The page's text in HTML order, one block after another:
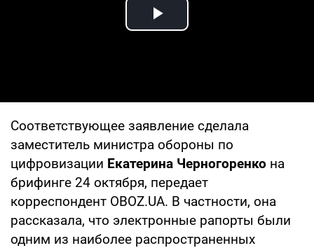
Play Video
Соответствующее заявление сделала
заместитель министра обороны по
цифровизации Екатерина Черногоренко на
брифинге 24 октября, передает
корреспондент OBOZ.UA. В частности, она
рассказала, что электронные рапорты были
одним из наиболее распространенных